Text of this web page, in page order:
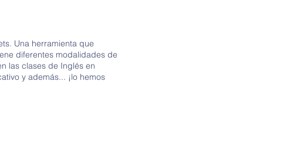
Una herramienta que
diferentes modalidades de
las clases de Inglés en
y además... ¡lo hemos